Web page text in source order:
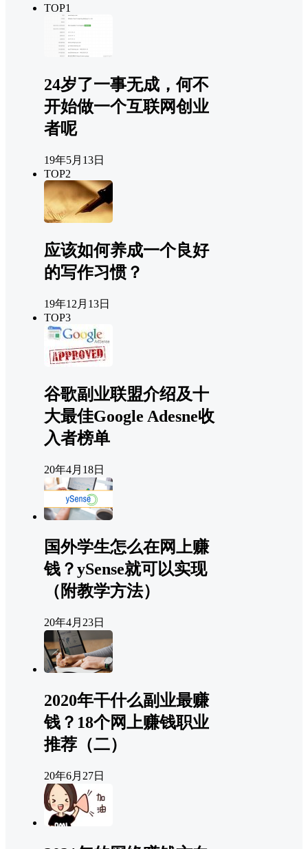
TOP1
24岁了一事无成，何不
开始做一个互联网创业
者呢
19年5月13日
TOP2
应该如何养成一个良好
的写作习惯？
19年12月13日
TOP3
谷歌副业联盟介绍及十
大最佳Google Adesne收
入者榜单
20年4月18日
国外学生怎么在网上赚
钱？ySense就可以实现
（附教学方法）
20年4月23日
2020年干什么副业最赚
钱？18个网上赚钱职业
推荐（二）
20年6月27日